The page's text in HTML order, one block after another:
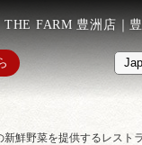
THE FARM 豊洲店｜
新鮮野菜を提供するレスト